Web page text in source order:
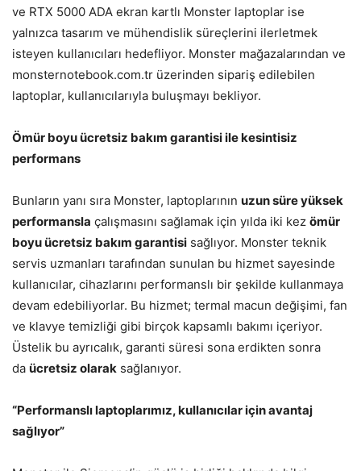
ve RTX 5000 ADA ekran kartlı Monster laptoplar ise
yalnızca tasarım ve mühendislik süreçlerini ilerletmek
isteyen kullanıcıları hedefliyor. Monster mağazalarından ve
monsternotebook.com.tr üzerinden sipariş edilebilen
laptoplar, kullanıcılarıyla buluşmayı bekliyor.
Ömür boyu ücretsiz bakım garantisi ile kesintisiz
performans
Bunların yanı sıra Monster, laptoplarının uzun süre yüksek
performansla çalışmasını sağlamak için yılda iki kez ömür
boyu ücretsiz bakım garantisi sağlıyor. Monster teknik
servis uzmanları tarafından sunulan bu hizmet sayesinde
kullanıcılar, cihazlarını performanslı bir şekilde kullanmaya
devam edebiliyorlar. Bu hizmet; termal macun değişimi, fan
ve klavye temizliği gibi birçok kapsamlı bakımı içeriyor.
Üstelik bu ayrıcalık, garanti süresi sona erdikten sonra
da ücretsiz olarak sağlanıyor.
“Performanslı laptoplarımız, kullanıcılar için avantaj
sağlıyor”